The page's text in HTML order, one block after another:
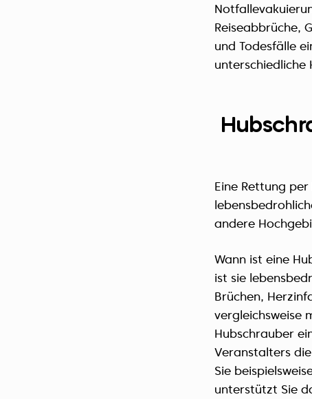
Reiseabbrüche,
und Todesfälle
unterschiedliche
Eine Rettung
andere
Wann ist eine
ist sie
Brüchen,
vergleichsweise
Hubschrauber
Veranstalters
Sie
unterstützt Sie